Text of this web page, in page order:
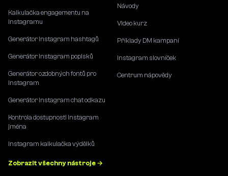
Kalkulačka engagementu na
Instagramu
Generátor Instagram hashtagů
Generátor Instagram popisků
Generátor ozdobných fontů pro
Instagram
Generátor Instagram chat odkazu
Kontrola dostupnosti Instagram
jména
Instagram kalkulačka výdělků
Zobrazit všechny nástroje →
Návody
Video kurz
Příklady DM kampaní
Instagram slovníček
Centrum nápovědy